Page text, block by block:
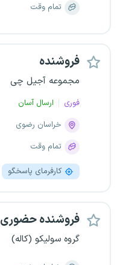
تمام وقت
فروشنده
مجموعه آجیل چی
فوری
ارسال آسان
خراسان رضوی
تمام وقت
کارفرمای پاسخگو
فروشنده حضوری
گروه سولیکو (کاله)